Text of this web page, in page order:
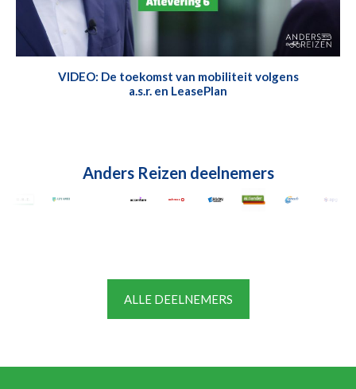
VIDEO: De toekomst van mobiliteit volgens
a.s.r. en LeasePlan
Anders Reizen deelnemers
ALLE DEELNEMERS